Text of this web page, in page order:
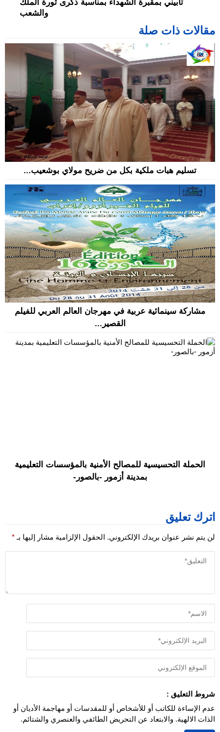
تأبيني بمقبرة الشهداء بمناسبة ذكرى ثورة الملك
والشعب
مقالات ذات صلة
تسليم هبات ملكية بكل من ضريح مولاي بوشعيب...
مشاركة سينمائية عربية في مهرجان العالم العربي للفيلم
القصير...
الحملة التحسيسية للمصالح الأمنية بالمؤسسات التعليمية
بمدينة أزمور -بالصور-
اترك تعليق
لن يتم نشر عنوان بريدك الإلكتروني. الحقول الإلزامية مشار إليها بـ *
شروط التعليق :
عدم الإساءة للكاتب أو للأشخاص أو للمقدسات أو مهاجمة الأديان أو
الذات الالهية. والابتعاد عن التحريض الطائفي والعنصري والشتائم.